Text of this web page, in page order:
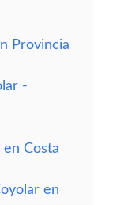
Provincia
-
en Costa
en